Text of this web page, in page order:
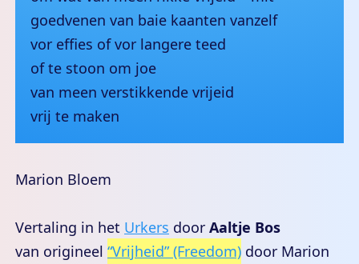
goedvenen van baie kaanten vanzelf
vor effies of vor langere teed
of te stoon om joe
van meen verstikkende vrijeid
vrij te maken
Marion Bloem
Vertaling in het Urkers door Aaltje Bos
van origineel “Vrijheid” (Freedom) door Marion